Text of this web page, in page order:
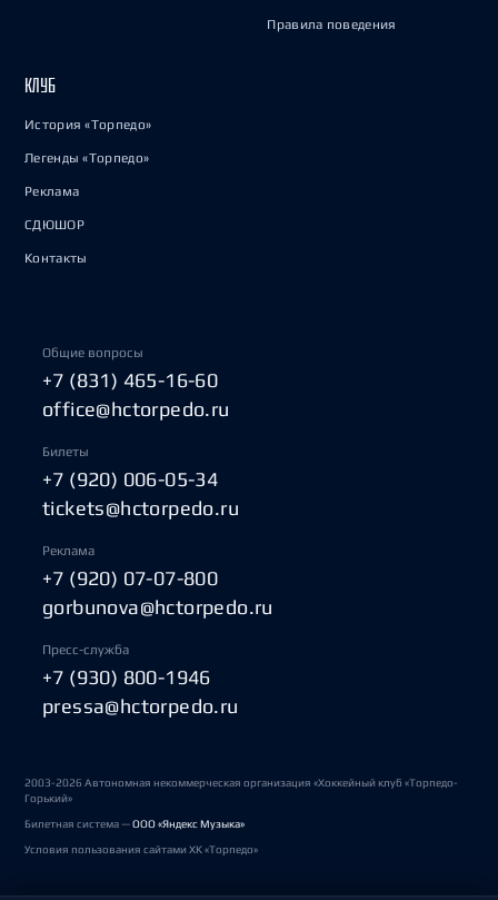
Правила поведения
КЛУБ
История «Торпедо»
Легенды «Торпедо»
Реклама
СДЮШОР
Контакты
Общие вопросы
+7 (831) 465-16-60
office@hctorpedo.ru
Билеты
+7 (920) 006-05-34
tickets@hctorpedo.ru
Реклама
+7 (920) 07-07-800
gorbunova@hctorpedo.ru
Пресс-служба
+7 (930) 800-1946
pressa@hctorpedo.ru
2003-2026 Автономная некоммерческая организация «Хоккейный клуб «Торпедо-
Горький»
Билетная система —ООО «Яндекс Музыка»
Условия пользования сайтами ХК «Торпедо»